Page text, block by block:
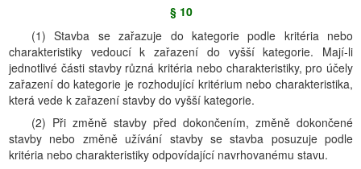
§ 10
(1) Stavba se zařazuje do kategorie podle kritéria nebo
charakteristiky vedoucí k zařazení do vyšší kategorie. Mají-li
jednotlivé části stavby různá kritéria nebo charakteristiky, pro účely
zařazení do kategorie je rozhodující kritérium nebo charakteristika,
která vede k zařazení stavby do vyšší kategorie.
(2) Při změně stavby před dokončením, změně dokončené
stavby nebo změně užívání stavby se stavba posuzuje podle
kritéria nebo charakteristiky odpovídající navrhovanému stavu.